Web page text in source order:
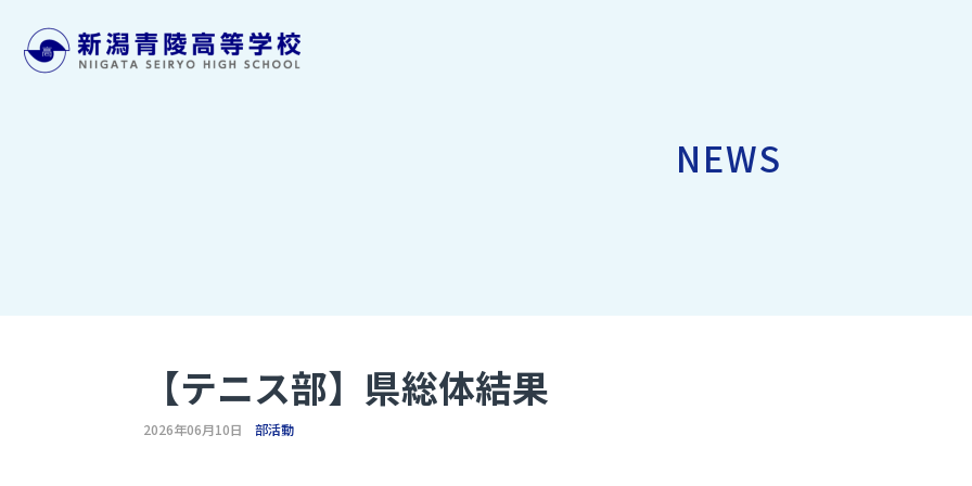
NEWS
【テニス部】県総体結果
2026年06月10日 部活動